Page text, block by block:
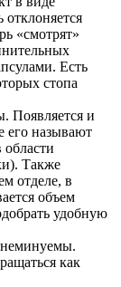
«смотрят»
Есть
стопа
Появляется и
его называют
Также
отделе, в
объем
удобную
неминуемы.
как